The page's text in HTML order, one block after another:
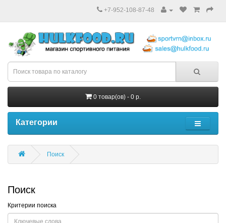
+7-952-108-87-48
0 товар(ов) - 0 р.
Категории
Поиск
Поиск
Критерии поиска